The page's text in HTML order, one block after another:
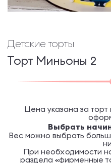
Детские торты
Торт Миньоны 2
Цена указана за торт
Выбрать
Вес можно выбрать
При необходимости
раздела «фирменные